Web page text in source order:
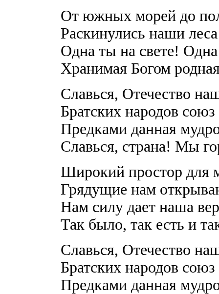
От южных морей до
Раскинулись наши
Одна ты на свете!
Хранимая Богом
Славься, Отечество
Братских народов союз
Предками данная
Славься, страна! Мы
Широкий простор для
Грядущие нам
Нам силу дает наша
Так было, так есть и
Славься, Отечество
Братских народов союз
Предками данная